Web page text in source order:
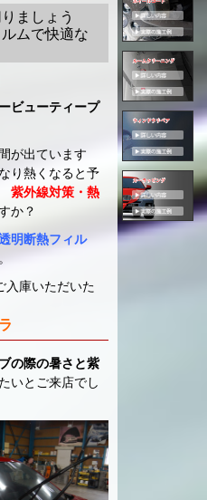
ましょう
ムで快適な
ビューティープ
が出ています
り熱くなると予
紫外線対策・熱
か？
透明断熱フィル
入庫いただいた
の際の暑さと紫
いとご来店でし